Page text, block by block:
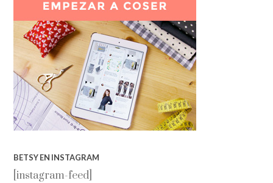
BETSY EN INSTAGRAM
[instagram-feed]